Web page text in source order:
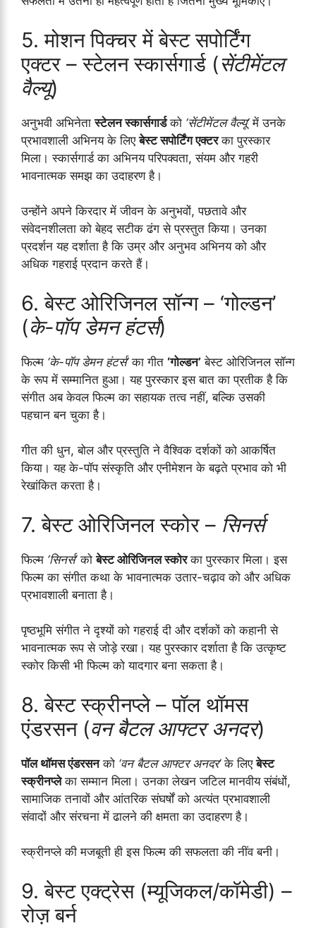
5. मोशन पिक्चर में बेस्ट सपोर्टिंग
एक्टर – स्टेलन स्कार्सगार्ड (सेंटीमेंटल
वैल्यू)
अनुभवी अभिनेतास्टेलन स्कार्सगार्डको ‘सेंटीमेंटल वैल्यू’में उनके
प्रभावशाली अभिनय के लिएबेस्ट सपोर्टिंग एक्टरका पुरस्कार
मिला। स्कार्सगार्ड का अभिनय परिपक्वता, संयम और गहरी
भावनात्मक समझ का उदाहरण है।
उन्होंने अपने किरदार में जीवन के अनुभवों, पछतावे और
संवेदनशीलता को बेहद सटीक ढंग से प्रस्तुत किया। उनका
प्रदर्शन यह दर्शाता है कि उम्र और अनुभव अभिनय को और
अधिक गहराई प्रदान करते हैं।
6. बेस्ट ओरिजिनल सॉन्ग – ‘गोल्डन’
(के-पॉप डेमन हंटर्स)
फिल्म ‘के-पॉप डेमन हंटर्स’का गीत ‘गोल्डन’ बेस्ट ओरिजिनल सॉन्ग
के रूप में सम्मानित हुआ। यह पुरस्कार इस बात का प्रतीक है कि
संगीत अब केवल फिल्म का सहायक तत्व नहीं, बल्कि उसकी
पहचान बन चुका है।
गीत की धुन, बोल और प्रस्तुति ने वैश्विक दर्शकों को आकर्षित
किया। यह के-पॉप संस्कृति और एनीमेशन के बढ़ते प्रभाव को भी
रेखांकित करता है।
7. बेस्ट ओरिजिनल स्कोर – सिनर्स
फिल्म ‘सिनर्स’कोबेस्ट ओरिजिनल स्कोरका पुरस्कार मिला। इस
फिल्म का संगीत कथा के भावनात्मक उतार-चढ़ाव को और अधिक
प्रभावशाली बनाता है।
पृष्ठभूमि संगीत ने दृश्यों को गहराई दी और दर्शकों को कहानी से
भावनात्मक रूप से जोड़े रखा। यह पुरस्कार दर्शाता है कि उत्कृष्ट
स्कोर किसी भी फिल्म को यादगार बना सकता है।
8. बेस्ट स्क्रीनप्ले – पॉल थॉमस
एंडरसन (वन बैटल आफ्टर अनदर)
पॉल थॉमस एंडरसनको ‘वन बैटल आफ्टर अनदर’के लिएबेस्ट
स्क्रीनप्लेका सम्मान मिला। उनका लेखन जटिल मानवीय संबंधों,
सामाजिक तनावों और आंतरिक संघर्षों को अत्यंत प्रभावशाली
संवादों और संरचना में ढालने की क्षमता का उदाहरण है।
स्क्रीनप्ले की मजबूती ही इस फिल्म की सफलता की नींव बनी।
9. बेस्ट एक्ट्रेस (म्यूजिकल/कॉमेडी) –
रोज़ बर्न